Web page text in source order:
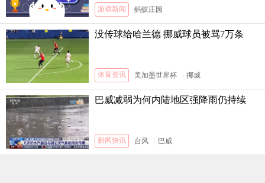
游戏新闻 蚂蚁庄园
没传球给哈兰德 挪威球员被骂7万条
体育资讯 美加墨世界杯 挪威
巴威减弱为何内陆地区强降雨仍持续
新闻快讯 台风 巴威